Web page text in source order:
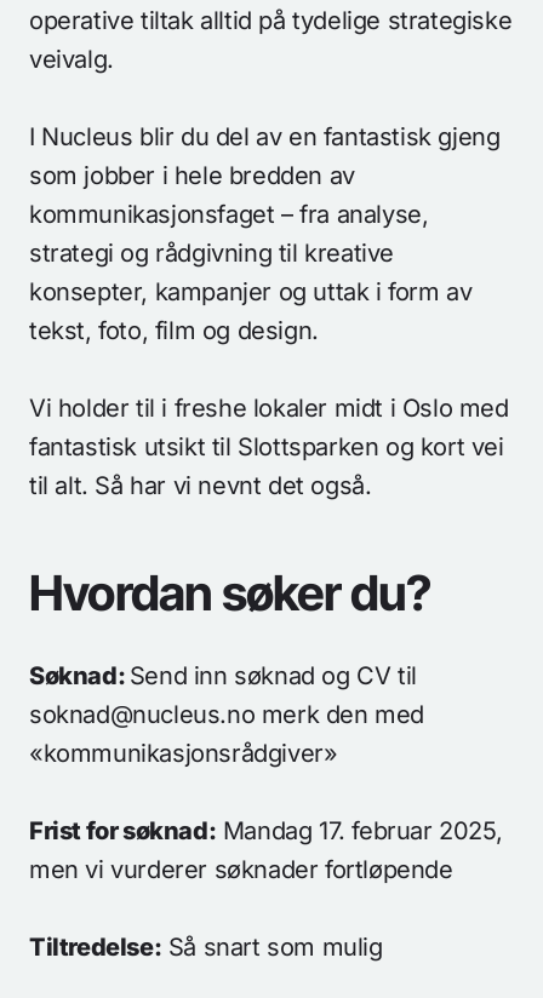
operative tiltak alltid på tydelige strategiske
veivalg.
I Nucleus blir du del av en fantastisk gjeng
som jobber i hele bredden av
kommunikasjonsfaget – fra analyse,
strategi og rådgivning til kreative
konsepter, kampanjer og uttak i form av
tekst, foto, film og design.
Vi holder til i freshe lokaler midt i Oslo med
fantastisk utsikt til Slottsparken og kort vei
til alt. Så har vi nevnt det også.
Hvordan søker du?
Søknad: Send inn søknad og CV til
soknad@nucleus.no merk den med
«kommunikasjonsrådgiver»
Frist for søknad: Mandag 17. februar 2025,
men vi vurderer søknader fortløpende
Tiltredelse: Så snart som mulig